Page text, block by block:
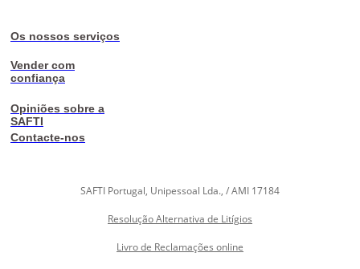
Os nossos serviços
Vender com
confiança
Opiniões sobre a
SAFTI
Contacte-nos
SAFTI Portugal, Unipessoal Lda., / AMI 17184
Resolução Alternativa de Litígios
Livro de Reclamações online